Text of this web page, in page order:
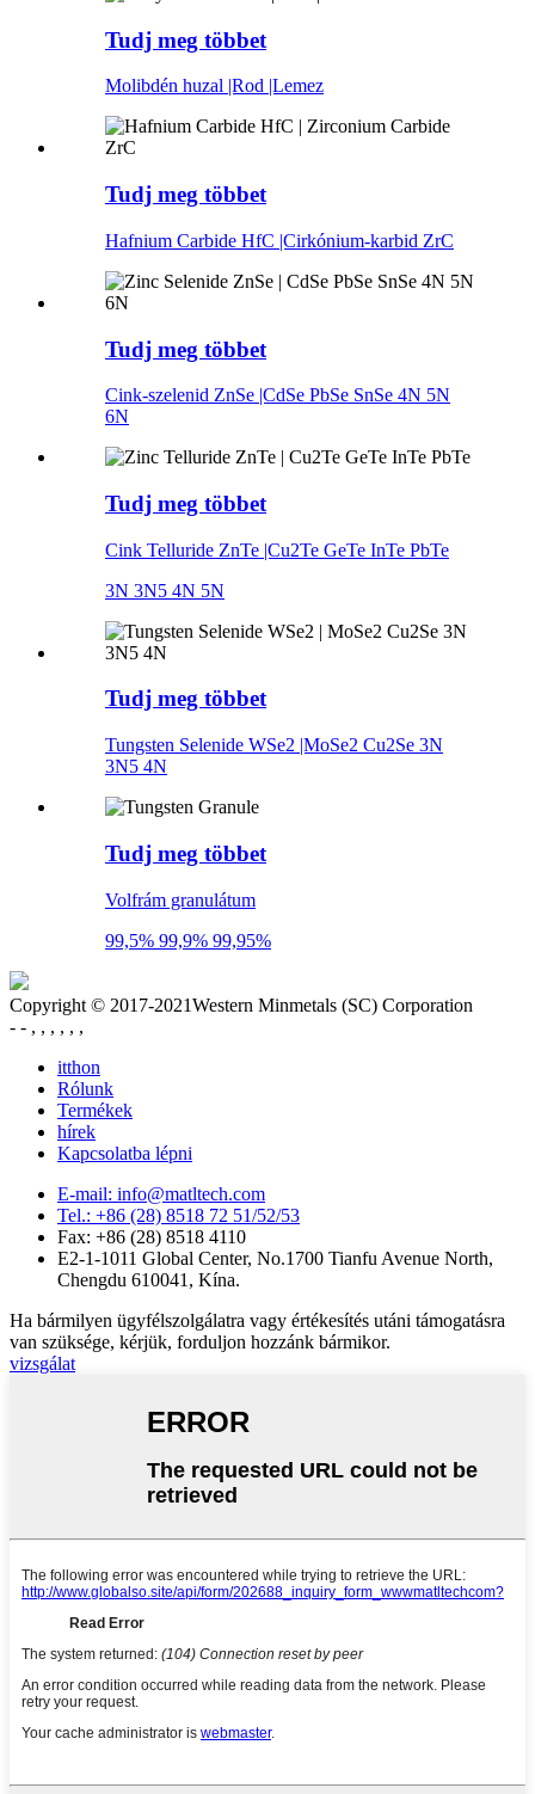
Tudj meg többet
Molibdén huzal |Rod |Lemez
Tudj meg többet
Hafnium Carbide HfC |Cirkónium-karbid ZrC
Tudj meg többet
Cink-szelenid ZnSe |CdSe PbSe SnSe 4N 5N
6N
Tudj meg többet
Cink Telluride ZnTe |Cu2Te GeTe InTe PbTe
3N 3N5 4N 5N
Tudj meg többet
Tungsten Selenide WSe2 |MoSe2 Cu2Se 3N
3N5 4N
Tudj meg többet
Volfrám granulátum
99,5% 99,9% 99,95%
Copyright © 2017-2021Western Minmetals (SC) Corporation
- - , , , , , ,
itthon
Rólunk
Termékek
hírek
Kapcsolatba lépni
E-mail: info@matltech.com
Tel.: +86 (28) 8518 72 51/52/53
Fax: +86 (28) 8518 4110
E2-1-1011 Global Center, No.1700 Tianfu Avenue North,
Chengdu 610041, Kína.
Ha bármilyen ügyfélszolgálatra vagy értékesítés utáni támogatásra
van szüksége, kérjük, forduljon hozzánk bármikor.
vizsgálat